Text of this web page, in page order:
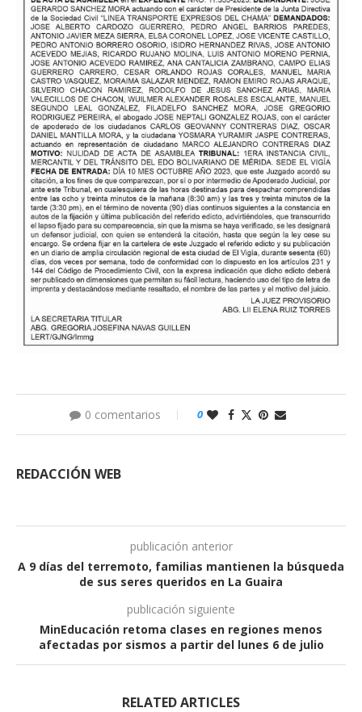
0 comentarios 0
REDACCIÓN WEB
publicación anterior
A 9 días del terremoto, familias mantienen la búsqueda
de sus seres queridos en La Guaira
publicación siguiente
MinEducación retoma clases en regiones menos
afectadas por sismos a partir del lunes 6 de julio
RELATED ARTICLES